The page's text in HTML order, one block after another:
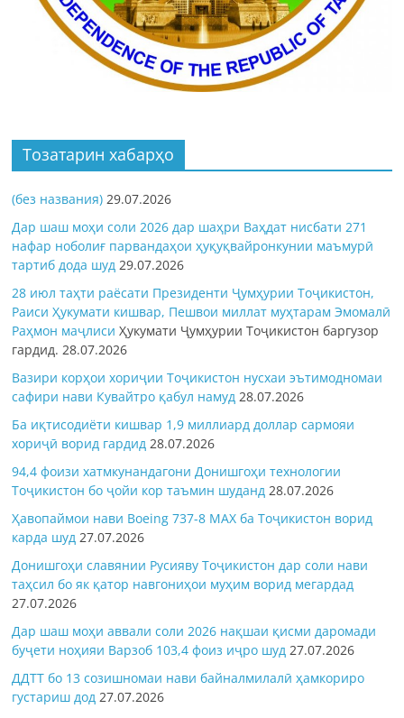
Тозатарин хабарҳо
(без названия) 29.07.2026
Дар шаш моҳи соли 2026 дар шаҳри Ваҳдат нисбати 271
нафар ноболиғ парвандаҳои ҳуқуқвайронкунии маъмурӣ
тартиб дода шуд 29.07.2026
28 июл таҳти раёсати Президенти Ҷумҳурии Тоҷикистон,
Раиси Ҳукумати кишвар, Пешвои миллат муҳтарам Эмомалӣ
Раҳмон маҷлисиҲукумати Ҷумҳурии Тоҷикистон баргузор
гардид.28.07.2026
Вазири корҳои хориҷии Тоҷикистон нусхаи эътимодномаи
сафири нави Кувайтро қабул намуд 28.07.2026
Ба иқтисодиёти кишвар 1,9 миллиард доллар сармояи
хориҷӣ ворид гардид 28.07.2026
94,4 фоизи хатмкунандагони Донишгоҳи технологии
Тоҷикистон бо ҷойи кор таъмин шуданд 28.07.2026
Ҳавопаймои нави Boeing 737-8 MAX ба Тоҷикистон ворид
карда шуд 27.07.2026
Донишгоҳи славянии Русияву Тоҷикистон дар соли нави
таҳсил бо як қатор навгониҳои муҳим ворид мегардад
27.07.2026
Дар шаш моҳи аввали соли 2026 нақшаи қисми даромади
буҷети ноҳияи Варзоб 103,4 фоиз иҷро шуд 27.07.2026
ДДТТ бо 13 созишномаи нави байналмилалӣ ҳамкориро
густариш дод 27.07.2026